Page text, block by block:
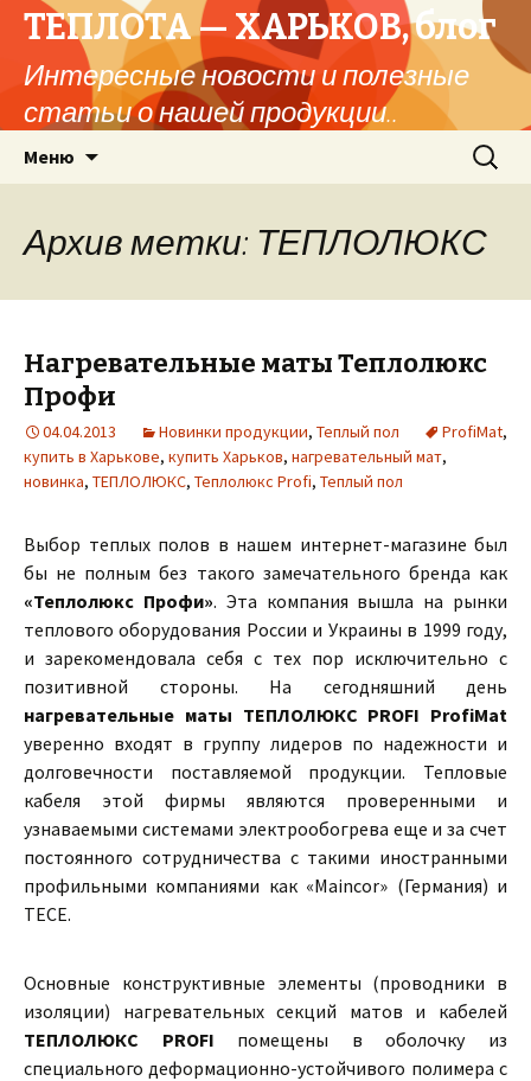
ТЕПЛОТА — ХАРЬКОВ, блог
Интересные новости и полезные
статьи о нашей продукции..
Меню Найти:
Архив метки: ТЕПЛОЛЮКС
Нагревательные маты Теплолюкс
Профи
04.04.2013 Новинки продукции, Теплый пол ProfiMat,
купить в Харькове, купить Харьков, нагревательный мат,
новинка, ТЕПЛОЛЮКС, Теплолюкс Profi, Теплый пол
Выбор теплых полов в нашем интернет-магазине был
бы не полным без такого замечательного бренда как
«Теплолюкс Профи». Эта компания вышла на рынки
теплового оборудования России и Украины в 1999 году,
и зарекомендовала себя с тех пор исключительно с
позитивной стороны. На сегодняшний день
нагревательные маты ТЕПЛОЛЮКС PROFI ProfiMat
уверенно входят в группу лидеров по надежности и
долговечности поставляемой продукции. Тепловые
кабеля этой фирмы являются проверенными и
узнаваемыми системами электрообогрева еще и за счет
постоянного сотрудничества с такими иностранными
профильными компаниями как «Maincor» (Германия) и
TECE.
Основные конструктивные элементы (проводники в
изоляции) нагревательных секций матов и кабелей
ТЕПЛОЛЮКС PROFI помещены в оболочку из
специального деформационно-устойчивого полимера с